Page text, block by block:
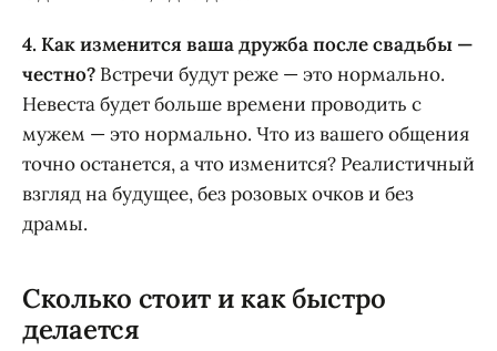
4. Как изменится ваша дружба после свадьбы —
честно? Встречи будут реже — это нормально.
Невеста будет больше времени проводить с
мужем — это нормально. Что из вашего общения
точно останется, а что изменится? Реалистичный
взгляд на будущее, без розовых очков и без
драмы.
Сколько стоит и как быстро
делается